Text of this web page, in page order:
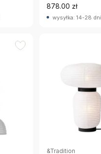
878.00 zł
wysyłka: 14-28 dni
&Tradition